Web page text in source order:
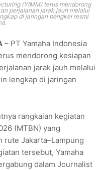
(YIMM) terus mendorong
perjalanan jarak jauh melalui
di jaringan bengkel resmi
– PT Yamaha Indonesia
mendorong kesiapan
jarak jauh melalui
lengkap di jaringan
rangkaian kegiatan
(MTBN) yang
rute Jakarta–Lampung
tersebut, Yamaha
dalam Journalist